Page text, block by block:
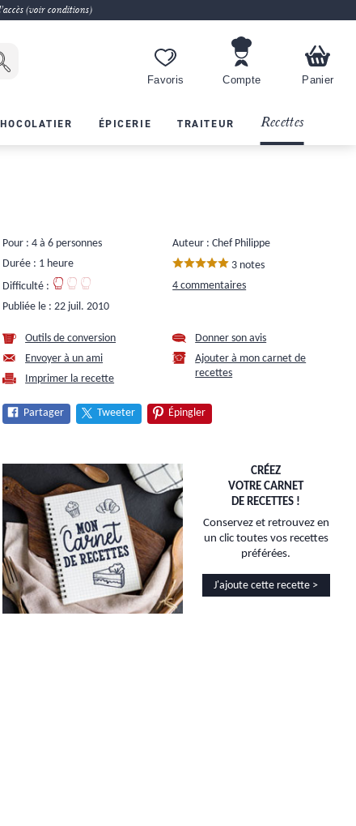
(voir conditions)
Favoris Compte Panier
ÉPICERIE TRAITEUR Recettes
Pour : 4 à 6 personnes
Durée : 1 heure
Difficulté :
Publiée le :22 juil. 2010
Auteur : Chef Philippe
3 notes
4 commentaires
Outils de conversion
Envoyer à un ami
Imprimer la recette
Donner son avis
Ajouter à mon carnet de
recettes
Partager Tweeter Épingler
CRÉEZ
VOTRE CARNET
DE RECETTES !
Conservez et retrouvez en
un clic toutes vos recettes
préférées.
J'ajoute cette recette >